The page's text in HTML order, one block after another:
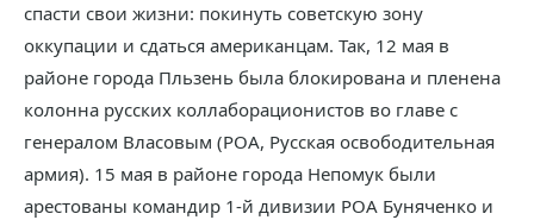
спасти свои жизни: покинуть советскую зону
оккупации и сдаться американцам. Так, 12 мая в
районе города Пльзень была блокирована и пленена
колонна русских коллаборационистов во главе с
генералом Власовым (РОА, Русская освободительная
армия). 15 мая в районе города Непомук были
арестованы командир 1-й дивизии РОА Буняченко и